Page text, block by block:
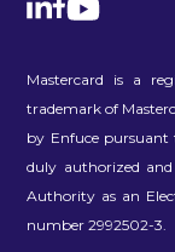
Mastercard is a
trademark of
by Enfuce pursuant
duly authorized
Authority as an
number 2992502-3.